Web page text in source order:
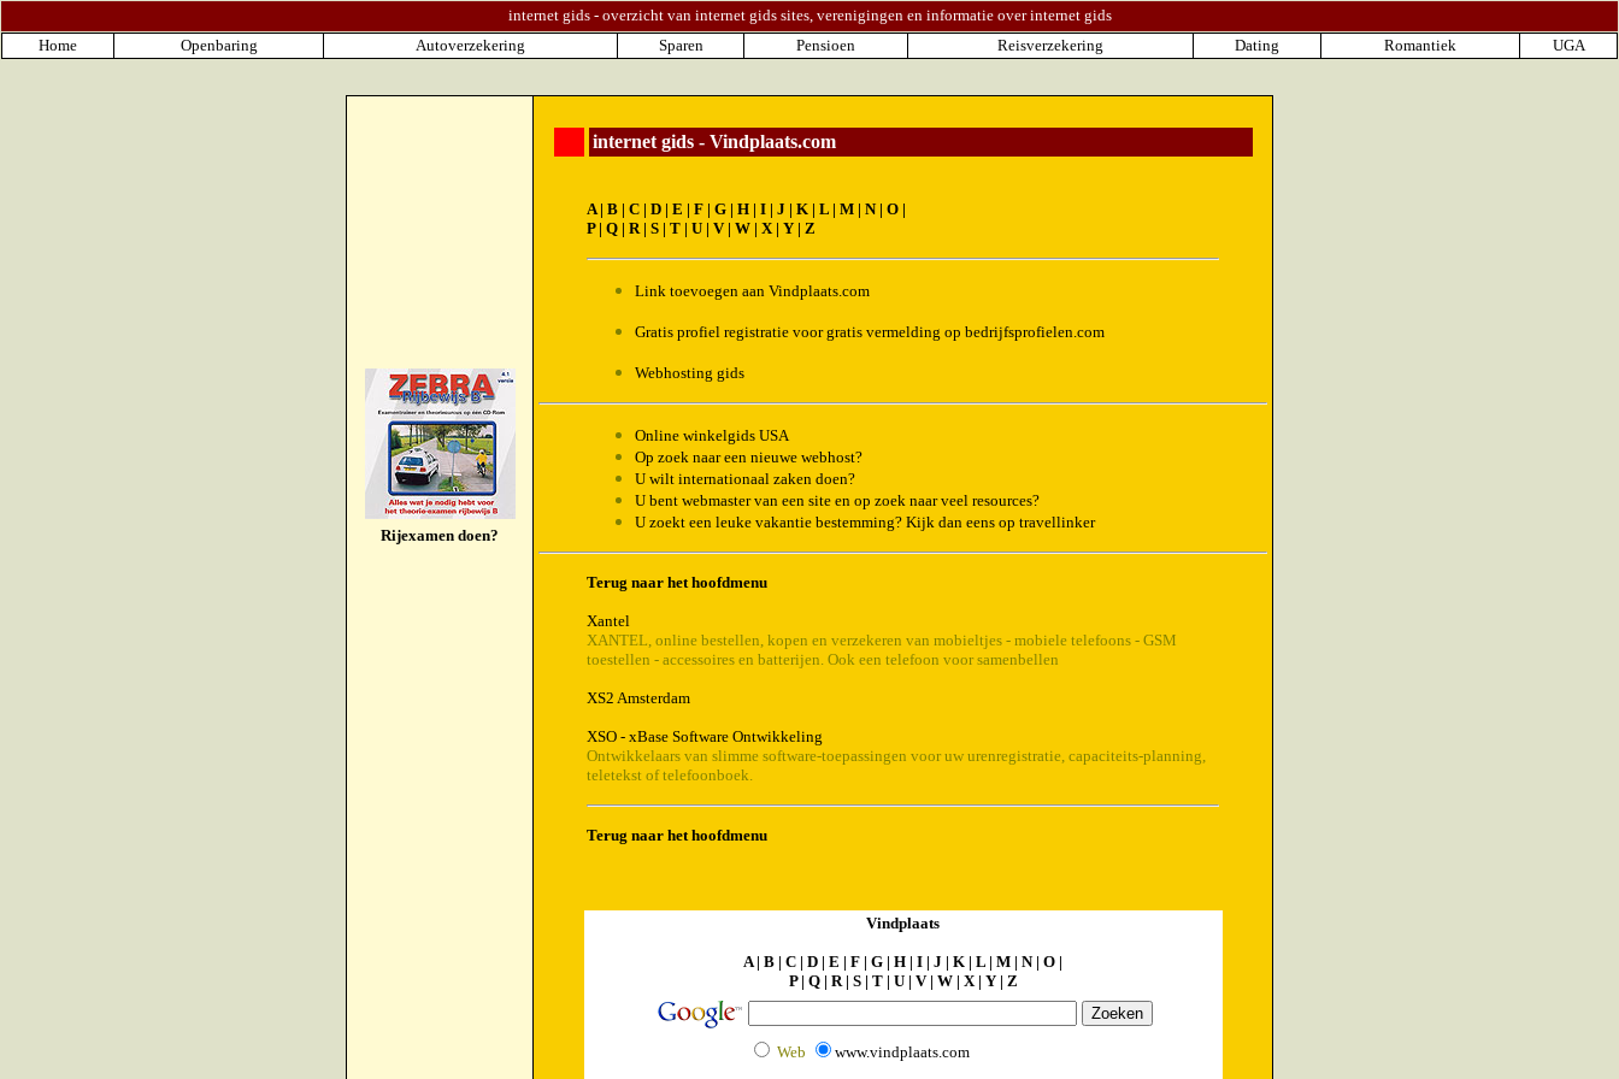
internet gids - overzicht van internet gids sites, verenigingen en informatie over internet gids
Home
Openbaring Autoverzekering Sparen Pensioen Reisverzekering Dating Romantiek UGA
Rijexamen doen?
internet gids - Vindplaats.com
A| B | C | D | E | F | G | H | I | J | K | L | M | N| O |
P| Q | R| S | T | U | V| W | X| Y | Z
Link toevoegen aan Vindplaats.com
Gratis profiel registratie voor gratis vermelding op bedrijfsprofielen.com
Webhosting gids
Online winkelgids USA
Op zoek naar een nieuwe webhost?
U wilt internationaal zaken doen?
U bent webmaster van een site en op zoek naar veel resources?
U zoekt een leuke vakantie bestemming? Kijk dan eens op travellinker
Terug naar het hoofdmenu
Xantel
XANTEL, online bestellen, kopen en verzekeren van mobieltjes - mobiele telefoons - GSM
toestellen - accessoires en batterijen. Ook een telefoon voor samenbellen
XS2 Amsterdam
XSO - xBase Software Ontwikkeling
Ontwikkelaars van slimme software-toepassingen voor uw urenregistratie, capaciteits-planning,
teletekst of telefoonboek.
Terug naar het hoofdmenu
Vindplaats
A| B | C | D | E | F | G | H | I | J | K | L | M | N| O |
P| Q| R| S| T| U| V| W| X| Y| Z
Web www.vindplaats.com